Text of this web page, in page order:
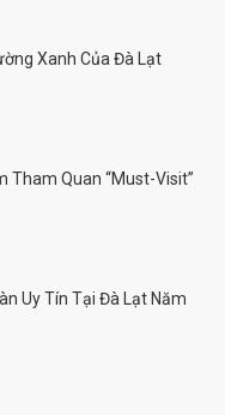
Xanh Của Đà Lạt
Tham Quan “must-Visit”
Uy Tín Tại Đà Lạt Năm